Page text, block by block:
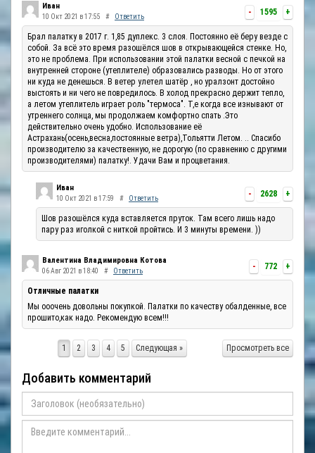
- 1595 +
Иван
10 Окт 2021 в 17:55 # Ответить
Брал палатку в 2017 г. 1,85 дуплекс. 3 слоя. Постоянно её беру везде с
собой. За всё это время разошёлся шов в открывающейся стенке. Но,
это не проблема. При использовании этой палатки весной с печкой на
внутренней стороне (утеплителе) образовались разводы. Но от этого
ни куда не денешься. В ветер улетел шатёр , но уралзонт достойно
выстоять и ни чего не повредилось. В холод прекрасно держит тепло,
а летом утеплитель играет роль "термоса". Т,е когда все изнывают от
утреннего солнца, мы продолжаем комфортно спать .Это
действительно очень удобно. Использование её
Астрахань(осень,весна,постоянные ветра),Тольятти Летом. .. Спасибо
производителю за качественную, не дорогую (по сравнению с другими
производителями) палатку!. Удачи Вам и процветания.
- 2628 +
Иван
10 Окт 2021 в 17:59 # Ответить
Шов разошёлся куда вставляется пруток. Там всего лишь надо
пару раз иголкой с ниткой пройтись. И 3 минуты времени. ))
- 772 +
Валентина Владимировна Котова
06 Авг 2021 в 18:40 # Ответить
Отличные палатки
Мы ооочень довольны покупкой. Палатки по качеству обалденные, все
прошито,как надо. Рекомендую всем!!!
Просмотреть все
1 2 3 4 5 Следующая »
Добавить комментарий